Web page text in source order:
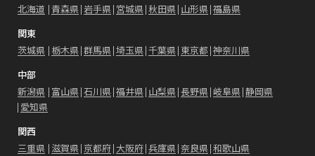
北海道 青森県 岩手県 宮城県 秋田県 山形県 福島県
関東
茨城県 栃木県 群馬県 埼玉県 千葉県 東京都 神奈川県
中部
新潟県 富山県 石川県 福井県 山梨県 長野県 岐阜県 静岡県
愛知県
関西
三重県 滋賀県 京都府 大阪府 兵庫県 奈良県 和歌山県